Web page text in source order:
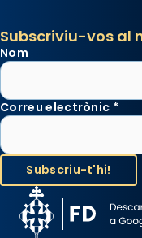
Subscriviu-vos al
Nom
Correu electrònic *